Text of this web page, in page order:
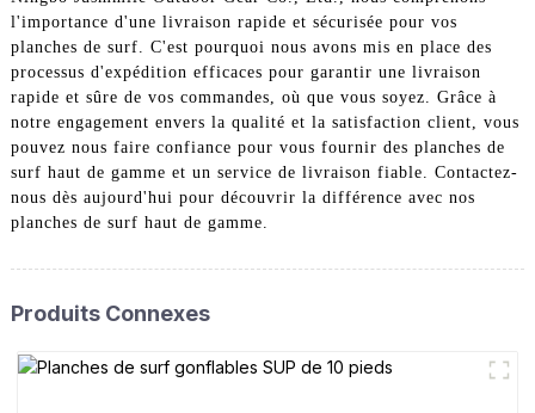
l'importance d'une livraison rapide et sécurisée pour vos
planches de surf. C'est pourquoi nous avons mis en place des
processus d'expédition efficaces pour garantir une livraison
rapide et sûre de vos commandes, où que vous soyez. Grâce à
notre engagement envers la qualité et la satisfaction client, vous
pouvez nous faire confiance pour vous fournir des planches de
surf haut de gamme et un service de livraison fiable. Contactez-
nous dès aujourd'hui pour découvrir la différence avec nos
planches de surf haut de gamme.
Produits Connexes